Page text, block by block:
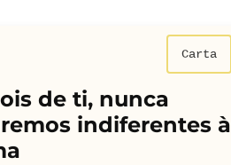
Carta
de ti, nunca
indiferentes à